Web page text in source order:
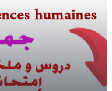
القانون رقم 81.03 بتنظيم مهنة المفوضين القضائيين
كفالة الأطفال المهملين
صندوق التكافل العائلي –